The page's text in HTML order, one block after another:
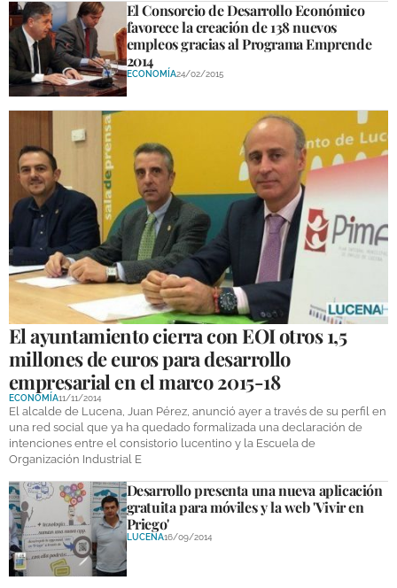
El Consorcio de Desarrollo Económico
favorece la creación de 138 nuevos
empleos gracias al Programa Emprende
2014
ECONOMÍA24/02/2015
El ayuntamiento cierra con EOI otros 1,5
millones de euros para desarrollo
empresarial en el marco 2015-18
ECONOMÍA11/11/2014
El alcalde de Lucena, Juan Pérez, anunció ayer a través de su perfil en
una red social que ya ha quedado formalizada una declaración de
intenciones entre el consistorio lucentino y la Escuela de
Organización Industrial E
Desarrollo presenta una nueva aplicación
gratuita para móviles y la web 'Vivir en
Priego'
LUCENA16/09/2014